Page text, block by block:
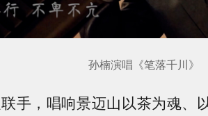
孙楠演唱《笔落千川》
手，唱响景迈山以茶为魂、